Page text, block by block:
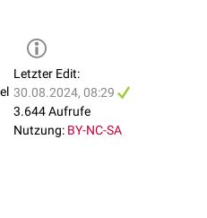
Letzter Edit:
30.08.2024, 08:29
3.644 Aufrufe
Nutzung: BY-NC-SA